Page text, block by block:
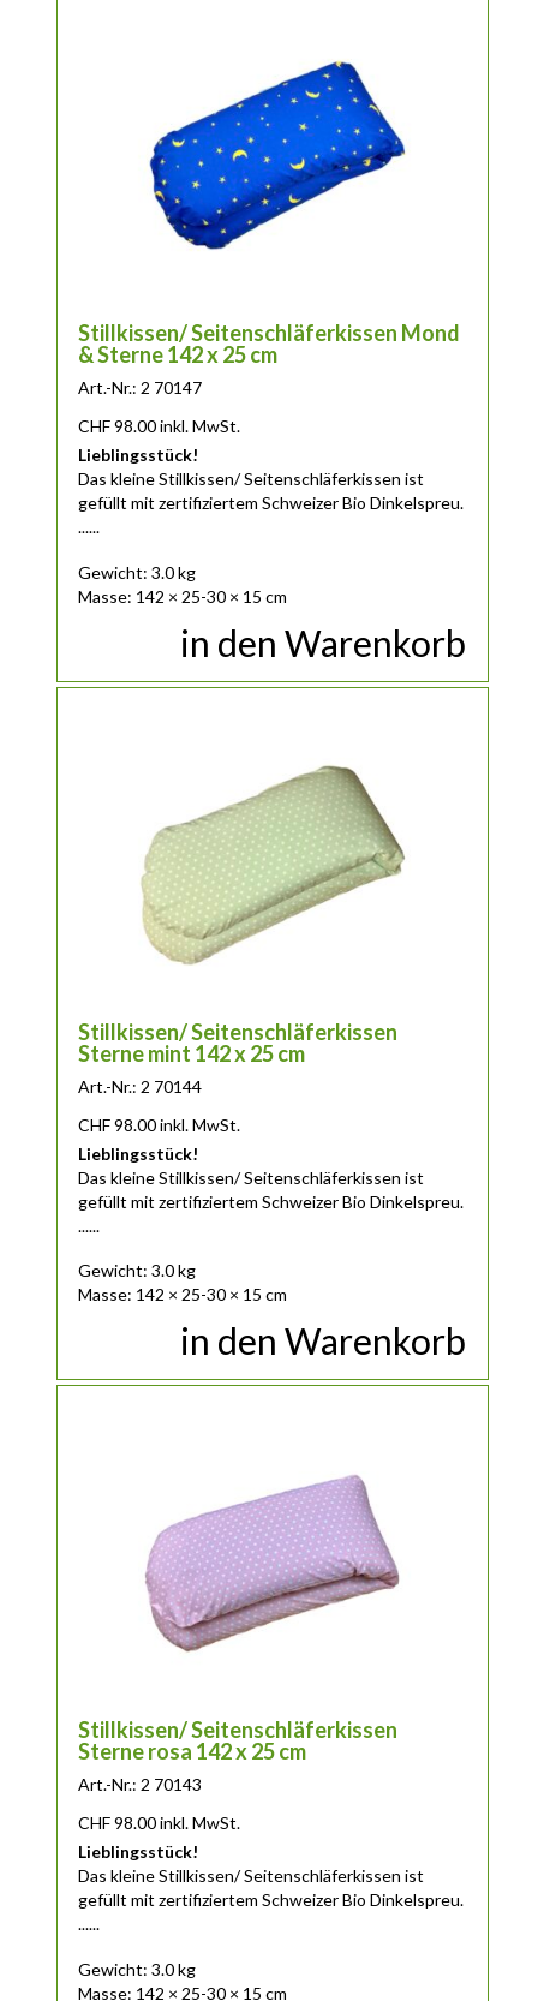
Stillkissen/ Seitenschläferkissen Mond
& Sterne 142 x 25 cm
Art.-Nr.: 2 70147
CHF98.00 inkl. MwSt.
Lieblingsstück!
Das kleineStillkissen/ Seitenschläferkissen ist
gefüllt mit zertifiziertem Schweizer Bio Dinkelspreu.
......
Gewicht: 3.0 kg
Masse: 142 × 25-30 × 15 cm
in den Warenkorb
Stillkissen/ Seitenschläferkissen
Sterne mint 142 x 25 cm
Art.-Nr.: 2 70144
CHF98.00 inkl. MwSt.
Lieblingsstück!
Das kleineStillkissen/ Seitenschläferkissen ist
gefüllt mit zertifiziertem Schweizer Bio Dinkelspreu.
......
Gewicht: 3.0 kg
Masse: 142 × 25-30 × 15 cm
in den Warenkorb
Stillkissen/ Seitenschläferkissen
Sterne rosa 142 x 25 cm
Art.-Nr.: 2 70143
CHF98.00 inkl. MwSt.
Lieblingsstück!
Das kleineStillkissen/ Seitenschläferkissen ist
gefüllt mit zertifiziertem Schweizer Bio Dinkelspreu.
......
Gewicht: 3.0 kg
Masse: 142 × 25-30 × 15 cm